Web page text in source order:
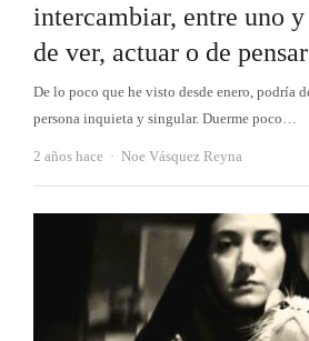
intercambiar, entre uno
de ver, actuar o de
De lo poco que he visto desde enero, podría
persona inquieta y singular. Duerme poco…
2 años hace Autor
Noe Vásquez Reyna